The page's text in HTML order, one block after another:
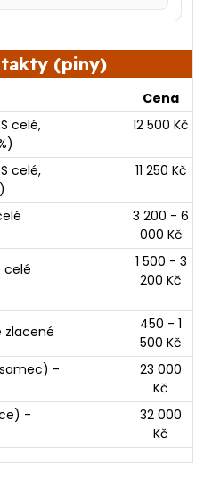
(piny)
Cena
celé,
12 500 Kč
celé,
11 250 Kč
3 200 - 6
000 Kč
celé
1 500 - 3
200 Kč
zlacené
450 - 1
500 Kč
-
23 000
Kč
-
32 000
Kč